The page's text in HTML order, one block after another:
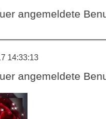
angemeldete
14:33:13
angemeldete